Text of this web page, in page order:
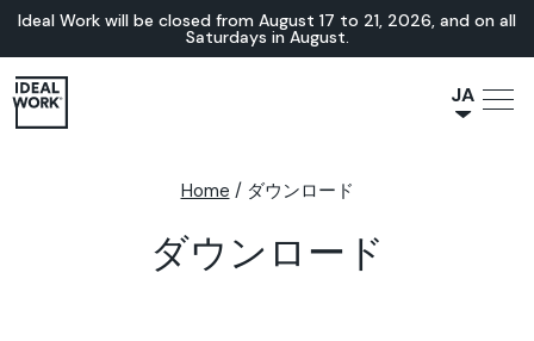
Ideal Work will be closed from August 17 to 21, 2026, and on all
Saturdays in August.
JA
Home / ダウンロード
ダウンロード